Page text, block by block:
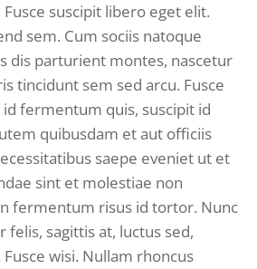
suscipit libero eget elit.
sem. Cum sociis natoque
dis parturient montes, nascetur
tincidunt sem sed arcu. Fusce
fermentum quis, suscipit id
quibusdam et aut officiis
saepe eveniet ut et
sint et molestiae non
fermentum risus id tortor. Nunc
felis, sagittis at, luctus sed,
wisi. Nullam rhoncus